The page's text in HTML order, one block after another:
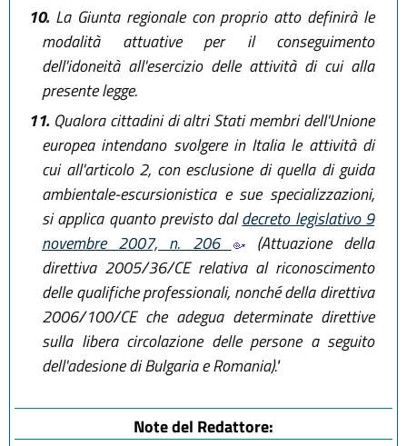
10.La Giunta regionale con proprio atto definirà le
modalità attuative per il conseguimento
dell'idoneità all'esercizio delle attività di cui alla
presente legge.
11.Qualora cittadini di altri Stati membri dell'Unione
europea intendano svolgere in Italia le attività di
cui all'articolo 2, con esclusione di quella di guida
ambientale-escursionistica e sue specializzazioni,
si applica quanto previsto daldecreto legislativo 9
novembre 2007, n. 206
(Attuazione della
direttiva 2005/36/CE relativa al riconoscimento
delle qualifiche professionali, nonché della direttiva
2006/100/CE che adegua determinate direttive
sulla libera circolazione delle persone a seguito
dell'adesione di Bulgaria e Romania)."
Note del Redattore: